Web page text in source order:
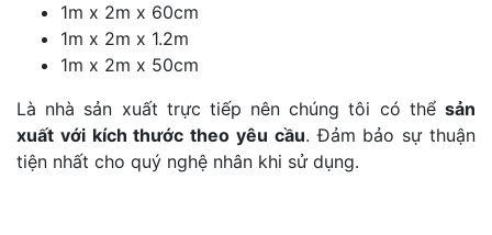
1m x 2m x 60cm
1m x 2m x 1.2m
1m x 2m x 50cm
Là nhà sản xuất trực tiếp nên chúng tôi có thể sản
xuất với kích thước theo yêu cầu. Đảm bảo sự thuận
tiện nhất cho quý nghệ nhân khi sử dụng.